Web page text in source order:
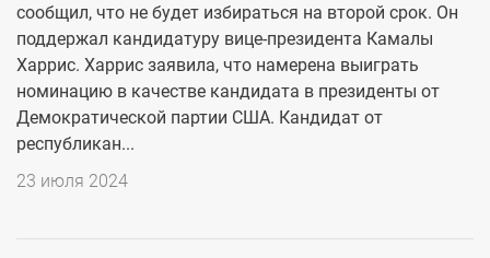
сообщил, что не будет избираться на второй срок. Он
поддержал кандидатуру вице-президента Камалы
Харрис. Харрис заявила, что намерена выиграть
номинацию в качестве кандидата в президенты от
Демократической партии США. Кандидат от
республикан...
23 июля 2024